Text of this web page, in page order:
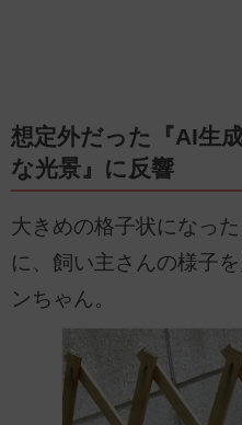
想定外だった『AI生
な光景』に反響
大きめの格子状になっ
に、飼い主さんの様子
ンちゃん。